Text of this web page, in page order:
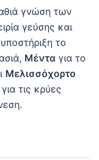
γνώση των
γεύσης και
το
Μέντα για το
Μελισσόχορτο
τις κρύες